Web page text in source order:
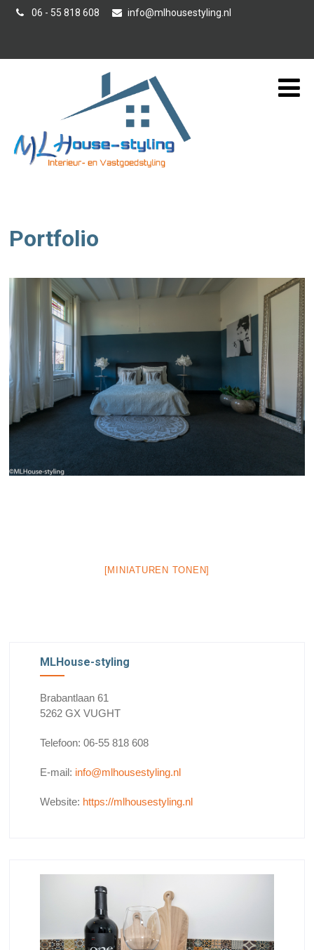
06 - 55 818 608 info@mlhousestyling.nl
Portfolio
[MINIATUREN TONEN]
MLHouse-styling
Brabantlaan 61
5262 GX VUGHT
Telefoon: 06-55 818 608
E-mail: info@mlhousestyling.nl
Website: https://mlhousestyling.nl